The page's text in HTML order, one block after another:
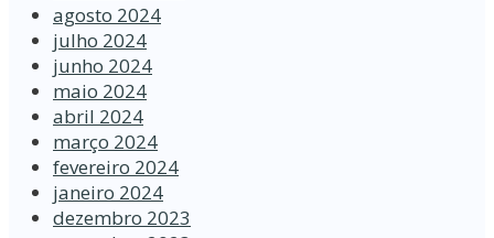
agosto 2024
julho 2024
junho 2024
maio 2024
abril 2024
março 2024
fevereiro 2024
janeiro 2024
dezembro 2023